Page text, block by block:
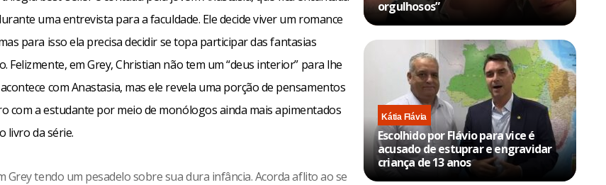
uma entrevista para a faculdade. Ele decide viver um romance
para isso ela precisa decidir se topa participar das fantasias
Felizmente, em Grey, Christian não tem um “deus interior” para lhe
com Anastasia, mas ele revela uma porção de pensamentos
com a estudante por meio de monólogos ainda mais apimentados
livro da série.
Grey tendo um pesadelo sobre sua dura infância. Acorda aflito ao se
orgulhosos”
Kátia Flávia
Escolhido por Flávio para vice é
acusado de estuprar e engravidar
criança de 13 anos